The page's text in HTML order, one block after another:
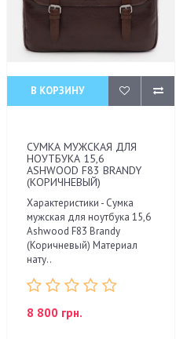
В КОРЗИНУ
СУМКА МУЖСКАЯ ДЛЯ
НОУТБУКА 15,6
ASHWOOD F83 BRANDY
(КОРИЧНЕВЫЙ)
Характеристики - Сумка
мужская для ноутбука 15,6
Ashwood F83 Brandy
(Коричневый) Материал
нату..
8 800 грн.